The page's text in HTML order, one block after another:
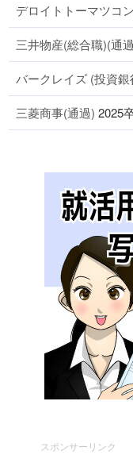
デロイトトーマツコ
三井物産(総合職)(通
バークレイズ (投資
三菱商事(通過) 2025
スポンサーリンク